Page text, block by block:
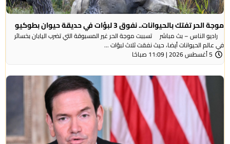
موجة الحر تفتك بالحيوانات.. نفوق 3 لبؤات في حديقة حيوان بطوكيو
راديو الناس – بث مباشر تسببت موجة الحر غير المسبوقة التي تضرب اليابان بخسائر
في عالم الحيوانات أيضا، حيث نفقت ثلاث لبؤات ...
5 أغسطس 2026 | 11:09 صباحًا